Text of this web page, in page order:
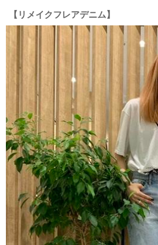
【リメイクフレアデニム】